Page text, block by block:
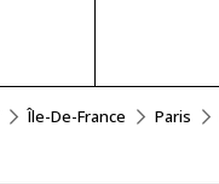
Île-De-France Paris